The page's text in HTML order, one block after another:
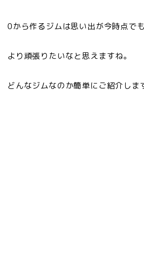
0から作るジムは思い出が今時点でも
より頑張りたいなと思えますね。
どんなジムなのか簡単にご紹介しま